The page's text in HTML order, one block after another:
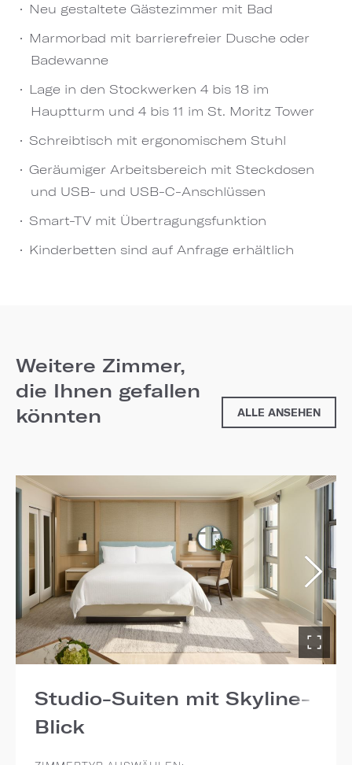
Neu gestaltete Gästezimmer mit Bad
Marmorbad mit barrierefreier Dusche oder
Badewanne
Lage in den Stockwerken 4 bis 18 im
Hauptturm und 4 bis 11 im St. Moritz Tower
Schreibtisch mit ergonomischem Stuhl
Geräumiger Arbeitsbereich mit Steckdosen
und USB- und USB-C-Anschlüssen
Smart-TV mit Übertragungsfunktion
Kinderbetten sind auf Anfrage erhältlich
Weitere Zimmer,
die Ihnen gefallen
könnten
ALLE ANSEHEN
Studio-Suiten mit Skyline-
Blick